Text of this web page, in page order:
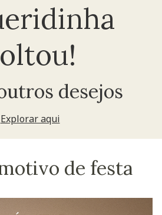
desejos
Explorar aqui
de festa